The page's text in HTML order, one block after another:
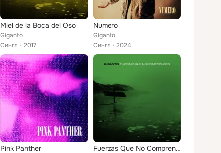
Miel de la Boca del Oso
Giganto
Сингл
2017
Numero
Giganto
Сингл
2024
Pink Panther Fuerzas Que No Comprendes